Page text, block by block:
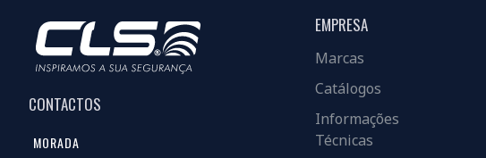
CONTACTOS
MORADA
EMPRESA
Marcas
Catálogos
Informações
Técnicas